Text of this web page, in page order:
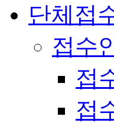
단체접
접수
접
접